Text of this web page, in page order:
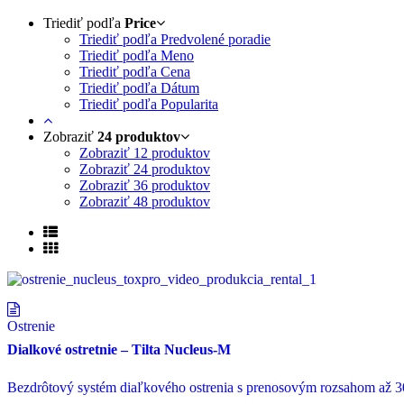
Triediť podľa Price
Triediť podľa Predvolené poradie
Triediť podľa Meno
Triediť podľa Cena
Triediť podľa Dátum
Triediť podľa Popularita
Zobraziť 24 produktov
Zobraziť 12 produktov
Zobraziť 24 produktov
Zobraziť 36 produktov
Zobraziť 48 produktov
Ostrenie
Dialkové ostretnie – Tilta Nucleus-M
Bezdrôtový systém diaľkového ostrenia s prenosovým rozsahom až